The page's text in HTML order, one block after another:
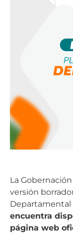
La
versión
Departamental
encuentra
página web